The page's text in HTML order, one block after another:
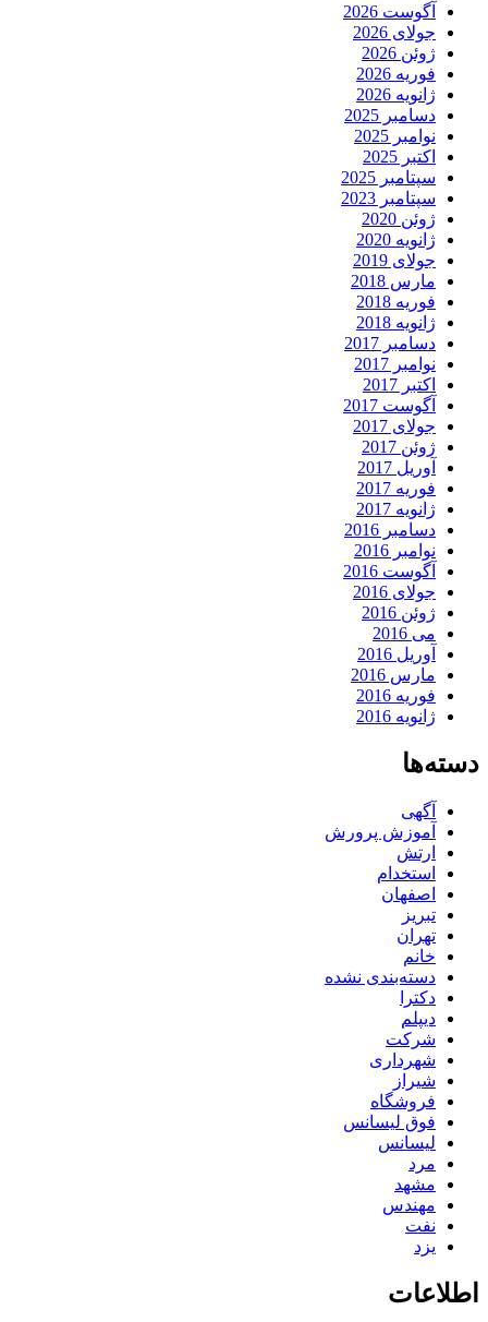
آگوست 2026
جولای 2026
ژوئن 2026
فوریه 2026
ژانویه 2026
دسامبر 2025
نوامبر 2025
اکتبر 2025
سپتامبر 2025
سپتامبر 2023
ژوئن 2020
ژانویه 2020
جولای 2019
مارس 2018
فوریه 2018
ژانویه 2018
دسامبر 2017
نوامبر 2017
اکتبر 2017
آگوست 2017
جولای 2017
ژوئن 2017
آوریل 2017
فوریه 2017
ژانویه 2017
دسامبر 2016
نوامبر 2016
آگوست 2016
جولای 2016
ژوئن 2016
می 2016
آوریل 2016
مارس 2016
فوریه 2016
ژانویه 2016
دسته‌ها
آگهی
آموزش پرورش
ارتش
استخدام
اصفهان
تبریز
تهران
خانم
دسته‌بندی نشده
دکترا
دیپلم
شرکت
شهرداری
شیراز
فروشگاه
فوق لیسانس
لیسانس
مرد
مشهد
مهندس
نفت
یزد
اطلاعات